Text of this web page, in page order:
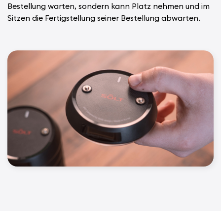
Bestellung warten, sondern kann Platz nehmen und im
Sitzen die Fertigstellung seiner Bestellung abwarten.